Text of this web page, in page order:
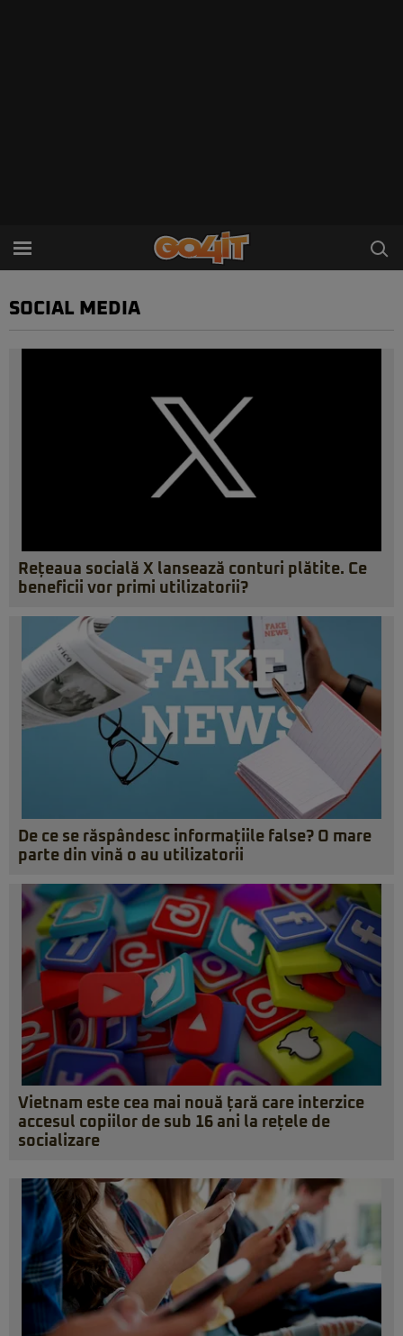
SOCIAL MEDIA
Rețeaua socială X lansează conturi plătite. Ce
beneficii vor primi utilizatorii?
De ce se răspândesc informațiile false? O mare
parte din vină o au utilizatorii
Vietnam este cea mai nouă țară care interzice
accesul copiilor de sub 16 ani la rețele de
socializare